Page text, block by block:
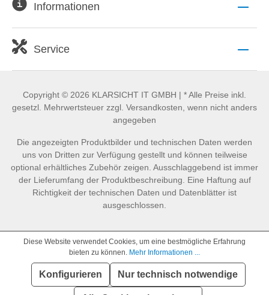
Informationen
Service
Copyright © 2026 KLARSICHT IT GMBH | * Alle Preise inkl.
gesetzl. Mehrwertsteuer zzgl. Versandkosten, wenn nicht anders
angegeben
Die angezeigten Produktbilder und technischen Daten werden
uns von Dritten zur Verfügung gestellt und können teilweise
optional erhältliches Zubehör zeigen. Ausschlaggebend ist immer
der Lieferumfang der Produktbeschreibung. Eine Haftung auf
Richtigkeit der technischen Daten und Datenblätter ist
ausgeschlossen.
Diese Website verwendet Cookies, um eine bestmögliche Erfahrung
bieten zu können. Mehr Informationen ...
Konfigurieren Nur technisch notwendige
SEHR GUT (4.86 / 5)